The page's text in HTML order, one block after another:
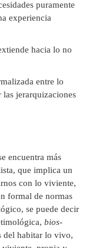
puramente
experiencia
hacia lo no
entre lo
jerarquizaciones
encuentra más
que implica un
con lo viviente,
formal de normas
se puede decir
bios-
del habitar lo vivo,